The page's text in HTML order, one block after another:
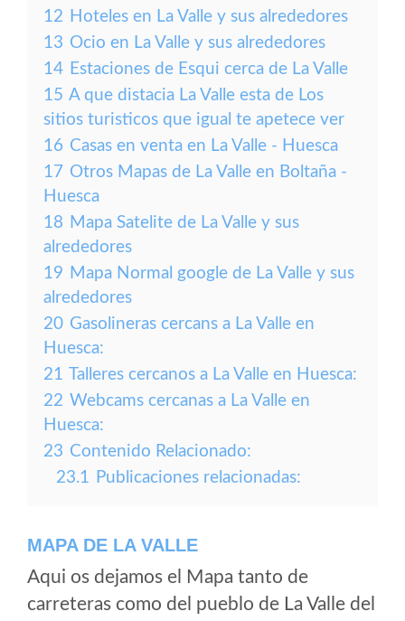
12 Hoteles en La Valle y sus alrededores
13 Ocio en La Valle y sus alrededores
14 Estaciones de Esqui cerca de La Valle
15 A que distacia La Valle esta de Los
sitios turisticos que igual te apetece ver
16 Casas en venta en La Valle - Huesca
17 Otros Mapas de La Valle en Boltaña -
Huesca
18 Mapa Satelite de La Valle y sus
alrededores
19 Mapa Normal google de La Valle y sus
alrededores
20 Gasolineras cercans a La Valle en
Huesca:
21 Talleres cercanos a La Valle en Huesca:
22 Webcams cercanas a La Valle en
Huesca:
23 Contenido Relacionado:
23.1 Publicaciones relacionadas:
MAPA DE LA VALLE
Aqui os dejamos el Mapa tanto de
carreteras como del pueblo de La Valle del